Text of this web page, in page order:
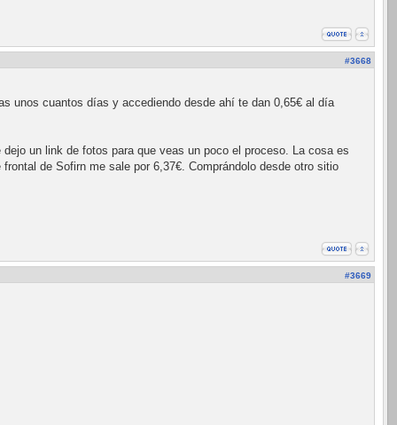
#3668
unos cuantos días y accediendo desde ahí te dan 0,65€ al día
un link de fotos para que veas un poco el proceso. La cosa es
de Sofirn me sale por 6,37€. Comprándolo desde otro sitio
#3669